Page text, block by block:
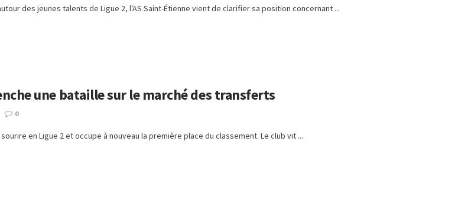
des jeunes talents de Ligue 2, l'AS Saint-Étienne vient de clarifier sa position concernant ...
une bataille sur le marché des transferts
0
en Ligue 2 et occupe à nouveau la première place du classement. Le club vit ...